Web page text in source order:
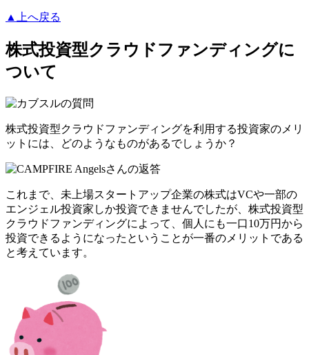
▲上へ戻る
株式投資型クラウドファンディングに
ついて
株式投資型クラウドファンディングを利用する投資家のメリ
ットには、どのようなものがあるでしょうか？
これまで、未上場スタートアップ企業の株式はVCや一部の
エンジェル投資家しか投資できませんでしたが、株式投資型
クラウドファンディングによって、 個人にも一口10万円から
投資できるようになったということが一番のメリット である
と考えています。